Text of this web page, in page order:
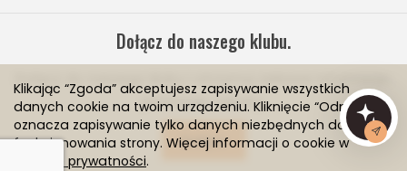
Dołącz do naszego klubu.
promocje i rabaty.
Dołącz
Klikając “Zgoda” akceptujesz zapisywanie wszystkich
danych cookie na twoim urządzeniu. Kliknięcie “Odmowa”
oznacza zapisywanie tylko danych niezbędnych do
funkcjonowania strony. Więcej informacji o cookie w
polityce prywatności.